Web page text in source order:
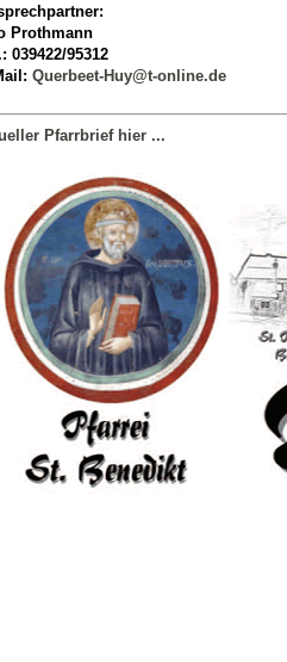
Prothmann
039422/95312
Querbeet-Huy@t-online.de
Pfarrbrief hier ...